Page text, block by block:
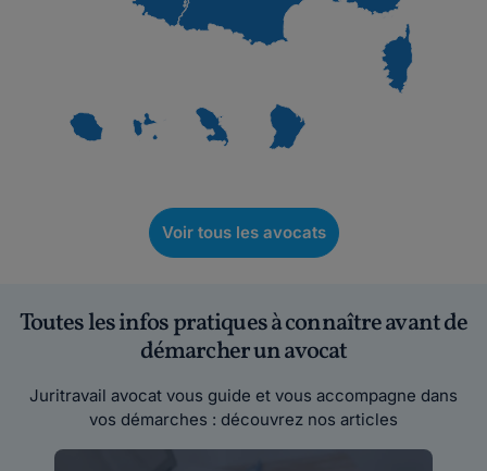
Voir tous les avocats
Toutes les infos pratiques à connaître avant de
démarcher un avocat
Juritravail avocat vous guide et vous accompagne dans
vos démarches : découvrez nos articles